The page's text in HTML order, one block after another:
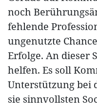
noch
fehlende
ungenutzte
Erfolge. An dieser
helfen. Es soll
Unterstützung bei
sie sinnvollsten